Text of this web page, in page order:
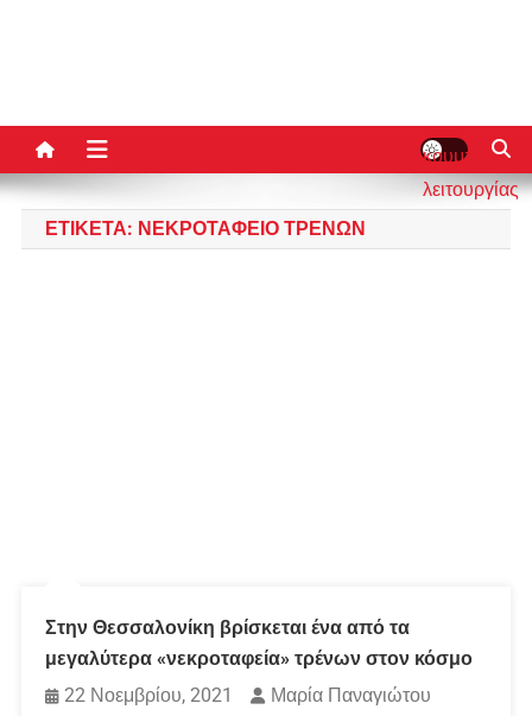
κουμπί
λειτουργίας
ΕΤΙΚΈΤΑ: ΝΕΚΡΟΤΑΦΕΊΟ ΤΡΈΝΩΝ
Στην Θεσσαλονίκη βρίσκεται ένα από τα
μεγαλύτερα «νεκροταφεία» τρένων στον κόσμο
22 Νοεμβρίου, 2021
Μαρία Παναγιώτου